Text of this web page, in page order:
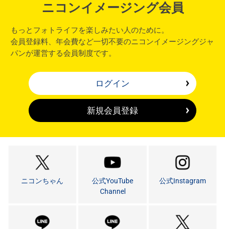
ニコンイメージング会員
もっとフォトライフを楽しみたい人のために。
会員登録料、年会費など一切不要のニコンイメージングジャ
パンが運営する会員制度です。
ログイン
新規会員登録
ニコンちゃん
公式YouTube
Channel
公式Instagram